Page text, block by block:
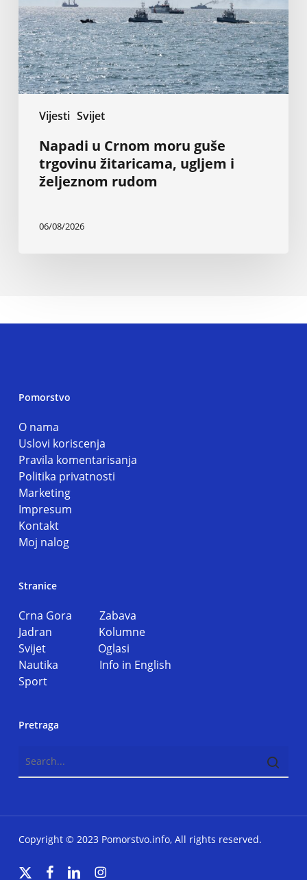
Vijesti Svijet
žitaricama,
ugljem
i
željeznom
rudom
Napadi u Crnom moru guše
trgovinu žitaricama, ugljem i
željeznom rudom
06/08/2026
Pomorstvo
O nama
Uslovi koriscenja
Pravila komentarisanja
Politika privatnosti
Marketing
Impresum
Kontakt
Moj nalog
Stranice
Crna Gora Zabava
Jadran Kolumne
Svijet Oglasi
Nautika Info in English
Sport
Pretraga
Copyright © 2023 Pomorstvo.info, All rights reserved.
x-
facebooklinkedininstagram